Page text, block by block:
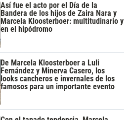
Así fue el acto por el Día de la
Bandera de los hijos de Zaira Nara y
Marcela Kloosterboer: multitudinario y
en el hipódromo
De Marcela Kloosterboer a Luli
Fernández y Minerva Casero, los
looks cancheros e invernales de los
famosos para un importante evento